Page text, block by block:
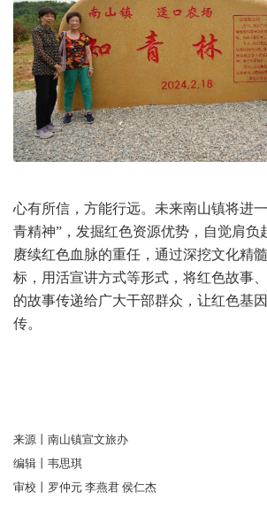
心有所信，方能行远。未来南山镇将进
青精神”，发掘红色资源优势，自觉肩负
赓续红色血脉的重任，通过深挖文化精
标，用活宣讲方式等形式，将红色故事
的故事传递给广大干部群众，让红色基
传。
来源丨南山镇宣文旅办
编辑丨韦思琪
审校丨罗仲元 李燕君 侯仁杰